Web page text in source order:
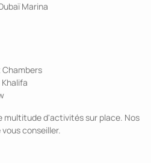
Marina
Chambers
multitude d'activités sur place. Nos
conseiller.